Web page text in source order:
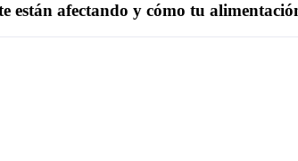
están afectando y cómo tu